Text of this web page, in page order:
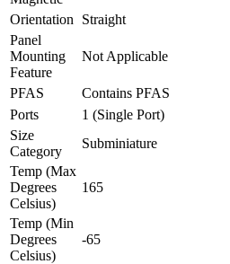
Orientation
Straight
Panel
Mounting
Feature
Not Applicable
PFAS
Contains PFAS
Ports
1 (Single Port)
Size
Category
Subminiature
Temp (Max
Degrees
Celsius)
165
Temp (Min
Degrees
Celsius)
-65